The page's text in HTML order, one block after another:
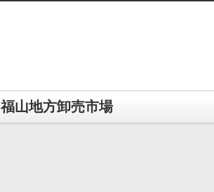
福山地方卸売市場